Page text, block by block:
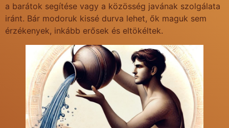
a barátok segítése vagy a közösség javának szolgálata
iránt. Bár modoruk kissé durva lehet, ők maguk sem
érzékenyek, inkább erősek és eltökéltek.